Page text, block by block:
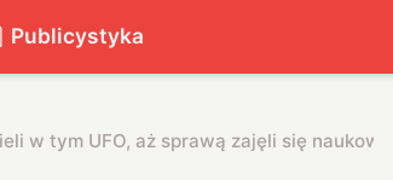
Publicystyka
w tym UFO, aż sprawą zajęli się naukowcy